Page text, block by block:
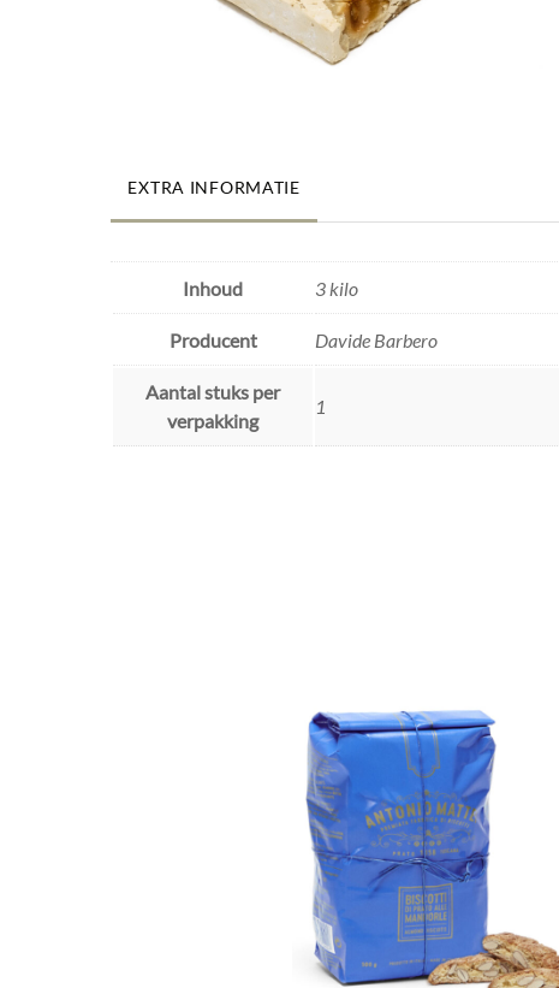
EXTRA INFORMATIE
Inhoud 3 kilo
Producent Davide Barbero
Aantal stuks per
verpakking
1